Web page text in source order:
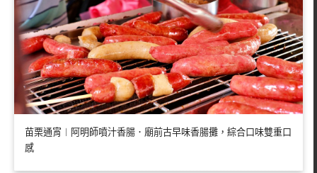
苗栗通宵︱阿明師噴汁香腸．廟前古早味香腸攤，綜合口味雙重口
感